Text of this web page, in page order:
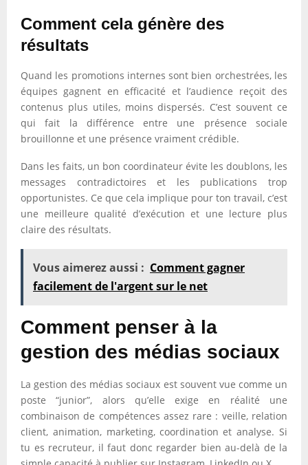
Comment cela génère des
résultats
Quand les promotions internes sont bien orchestrées, les
équipes gagnent en efficacité et l’audience reçoit des
contenus plus utiles, moins dispersés. C’est souvent ce
qui fait la différence entre une présence sociale
brouillonne et une présence vraiment crédible.
Dans les faits, un bon coordinateur évite les doublons, les
messages contradictoires et les publications trop
opportunistes. Ce que cela implique pour ton travail, c’est
une meilleure qualité d’exécution et une lecture plus
claire des résultats.
Vous aimerez aussi : Comment gagner
facilement de l'argent sur le net
Comment penser à la
gestion des médias sociaux
La gestion des médias sociaux est souvent vue comme un
poste “junior”, alors qu’elle exige en réalité une
combinaison de compétences assez rare : veille, relation
client, animation, marketing, coordination et analyse. Si
tu es recruteur, il faut donc regarder bien au-delà de la